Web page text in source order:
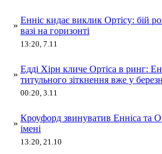
»
Енніс кидає виклик Ортісу: бій
вазі на горизонті
13:20, 7.11
»
Едді Хірн кличе Ортіса в ринг:
титульного зіткнення вже у
00:20, 3.11
»
Кроуфорд звинуватив Енніса та
імені
13:20, 21.10